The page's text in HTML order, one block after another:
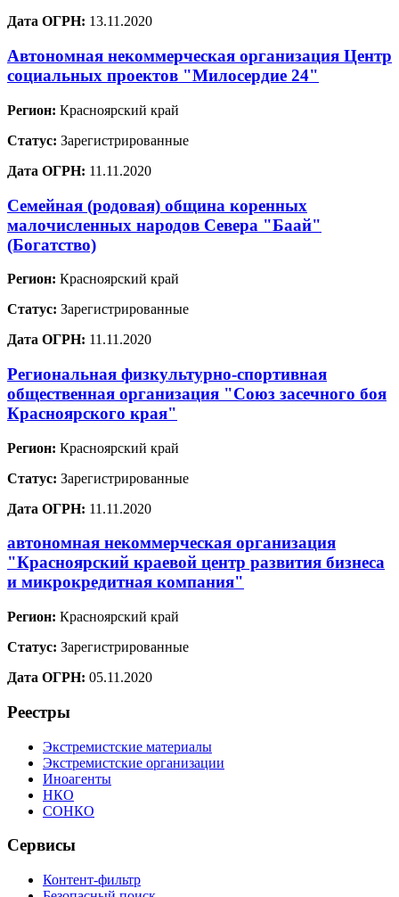
Дата ОГРН: 13.11.2020
Автономная некоммерческая организация Центр
социальных проектов "Милосердие 24"
Регион: Красноярский край
Статус: Зарегистрированные
Дата ОГРН: 11.11.2020
Семейная (родовая) община коренных
малочисленных народов Севера "Баай"
(Богатство)
Регион: Красноярский край
Статус: Зарегистрированные
Дата ОГРН: 11.11.2020
Региональная физкультурно-спортивная
общественная организация "Союз засечного боя
Красноярского края"
Регион: Красноярский край
Статус: Зарегистрированные
Дата ОГРН: 11.11.2020
автономная некоммерческая организация
"Красноярский краевой центр развития бизнеса
и микрокредитная компания"
Регион: Красноярский край
Статус: Зарегистрированные
Дата ОГРН: 05.11.2020
Реестры
Экстремистские материалы
Экстремистские организации
Иноагенты
НКО
СОНКО
Сервисы
Контент-фильтр